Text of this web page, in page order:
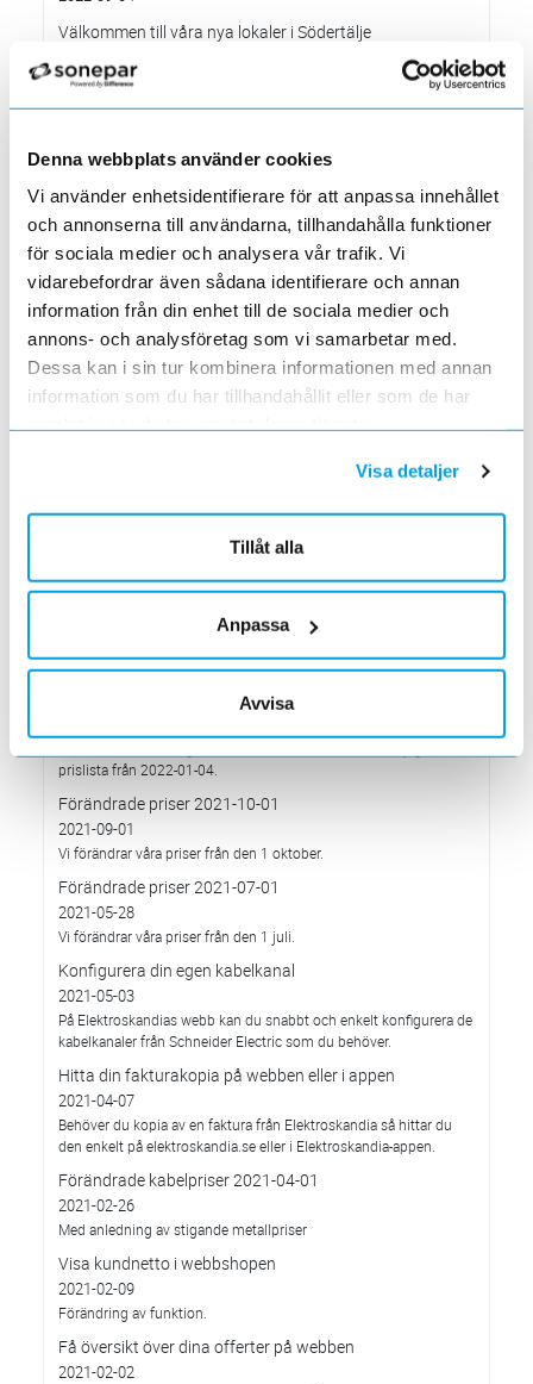
Denna webbplats använder cookies
Vi använder enhetsidentifierare för att anpassa innehållet
och annonserna till användarna, tillhandahålla funktioner
för sociala medier och analysera vår trafik. Vi
vidarebefordrar även sådana identifierare och annan
information från din enhet till de sociala medier och
annons- och analysföretag som vi samarbetar med.
Dessa kan i sin tur kombinera informationen med annan
information som du har tillhandahållit eller som de har
samlat in när du har använt deras tjänster.
Visa detaljer
Tillåt alla
Anpassa
Avvisa
Välkommen till våra nya lokaler i Södertälje
Den 1 juni har vi ny adress i Södertälje
Förändrade priser 2022-06-30
Grundkurs för installatörer av Charge Amps produkter
2022-04-01
En grundläggande certifieringsutbildning för installatörer
Förändrade priser 2022-05-01
2022-03-31
Med anledning av stigande råvarupriser.
Ecovadis ger Elektroskandia högsta betyg inom
hållbarhetsarbete
2022-03-21
Elektroskandia högsta möjliga betyg, Platina, för företagets
2022-03-03
har Elektroskandia adresserat och tagit avstånd från alla
pågående affärsrelationer med Ryssland & Belarus.
Förändrade priser 2022-04-01
Prisavisering per den 4:e januari 2022
prislista från 2022-01-04.
Förändrade priser 2021-10-01
2021-09-01
Vi förändrar våra priser från den 1 oktober.
Förändrade priser 2021-07-01
2021-05-28
Vi förändrar våra priser från den 1 juli.
Konfigurera din egen kabelkanal
2021-05-03
På Elektroskandias webb kan du snabbt och enkelt konfigurera de
kabelkanaler från Schneider Electric som du behöver.
Hitta din fakturakopia på webben eller i appen
2021-04-07
Behöver du kopia av en faktura från Elektroskandia så hittar du
den enkelt på elektroskandia.se eller i Elektro­skandia-appen.
Förändrade kabelpriser 2021-04-01
2021-02-26
Med anledning av stigande metallpriser
Visa kundnetto i webbshopen
2021-02-09
Förändring av funktion.
Få översikt över dina offerter på webben
2021-02-02